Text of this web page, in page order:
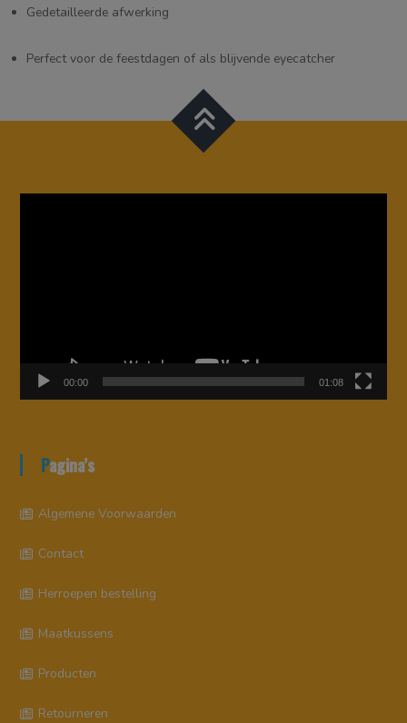
Gedetailleerde afwerking
Perfect voor de feestdagen of als blijvende eyecatcher
00:00 01:08
Pagina’s
Algemene Voorwaarden
Contact
Herroepen bestelling
Maatkussens
Producten
Retourneren